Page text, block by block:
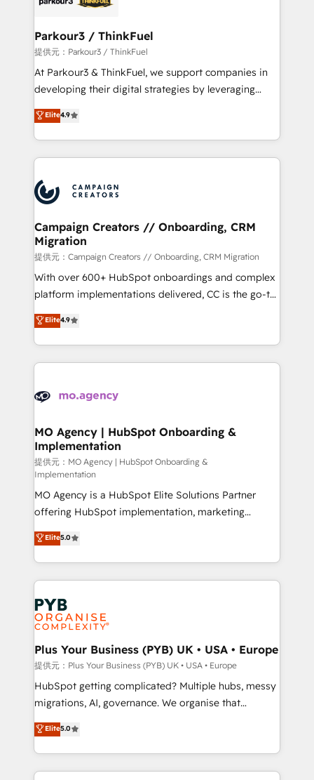
companies scale faster and smarter. 🔹 BOOMS:
Demand generation for all your buyers With BOOMS,
you invest in 100% of your buyers, accelerating your
growth and positioning yourself as an undisputed
transformation process A methodology designed to
implement HubSpot effectively and optimize your
record of business transformation, our growth-first
approach has helped brands dominate their
Parkour3 / ThinkFuel
提供元：Parkour3 / ThinkFuel
At Parkour3 & ThinkFuel, we support companies in
developing their digital strategies by leveraging
technologies and automating their marketing and
sales processes to generate growth. Our offer spans
from Strategy to Operations. We specialize in CRM
onboarding and implementation, web design, sales
extensive experience working with tech companies
and manufacturers since 2002, we are committed to
empowering our clients and developing their
autonomy. Get to grips with HubSpot through
guided implementation and seamless integration of
the CRM platform into your digital ecosystem. Would
you like support in deploying your inbound
to your needs and sales objectives. With 125+
certifications, we are part of the most certified
services are offered in both English & French.
Elite4.9
Campaign Creators // Onboarding, CRM
Migration
提供元：Campaign Creators // Onboarding, CRM Migration
With over 600+ HubSpot onboardings and complex
platform implementations delivered, CC is the go-to
Elite Solutions Partner for businesses ready to
migrate, replatform, and scale smarter. We specialize
in high-impact CRM and CMS migrations and
onboarding from platforms like Salesforce, NetSuite,
WordPress and legacy CRMs, turning fragmented
architectures that accelerate revenue operations and
performance. - Multi-object CRM migration, cleanup,
and implementation. - Pre-built and custom
integrations across your full tech stack. - Custom
object setup, CMS builds, and full-funnel automation.
- Dashboards, lifecycle campaigns, and lead
nurturing sequences. - Cross-hub setup across
Marketing, Sales, Operations, and Service Hubs. -
Ongoing optimization, managed support, and
scalable retainers. Let’s make HubSpot your most
powerful growth engine. Built to convert, scale, and
drive results.
Elite4.9
MO Agency | HubSpot Onboarding &
Implementation
提供元：MO Agency | HubSpot Onboarding &
Implementation
MO Agency is a HubSpot Elite Solutions Partner
offering HubSpot implementation, marketing
automation, CRM and RevOps consulting, B2B SEO,
paid media, content marketing, AEO and GEO (AI
search optimisation), and HubSpot Content Hub and
WordPress development. We work with enterprise
and growth-led companies across technology,
professional services, financial services and
industrial sectors. Offices in Johannesburg, Cape
Town, Dubai & London. 500+ HubSpot CRM
implementations delivered. AI visibility coverage
across ChatGPT, Claude, Perplexity, Gemini and
Google AI Overviews. HubSpot Impact Award -
Innovation HubSpot Impact Award - Platform
Migration Excellence HubSpot Impact Award -
Elite5.0
Plus Your Business (PYB) UK • USA • Europe
提供元：Plus Your Business (PYB) UK • USA • Europe
HubSpot getting complicated? Multiple hubs, messy
migrations, AI, governance. We organise that
complexity, so your team can put HubSpot to work...
Welcome to our Profile! We help with: • CRM
implementation, reports, workflows, and team
training • CRM migration from Salesforce, Pipedrive,
Elite5.0